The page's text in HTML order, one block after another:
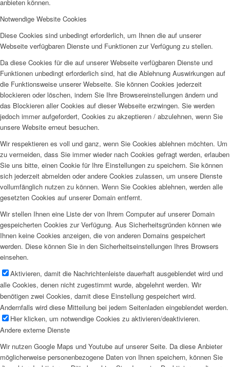
anbieten können.
Notwendige Website Cookies
Diese Cookies sind unbedingt erforderlich, um Ihnen die auf unserer
Webseite verfügbaren Dienste und Funktionen zur Verfügung zu stellen.
Da diese Cookies für die auf unserer Webseite verfügbaren Dienste und
Funktionen unbedingt erforderlich sind, hat die Ablehnung Auswirkungen auf
die Funktionsweise unserer Webseite. Sie können Cookies jederzeit
blockieren oder löschen, indem Sie Ihre Browsereinstellungen ändern und
das Blockieren aller Cookies auf dieser Webseite erzwingen. Sie werden
jedoch immer aufgefordert, Cookies zu akzeptieren / abzulehnen, wenn Sie
unsere Website erneut besuchen.
Wir respektieren es voll und ganz, wenn Sie Cookies ablehnen möchten. Um
zu vermeiden, dass Sie immer wieder nach Cookies gefragt werden, erlauben
Sie uns bitte, einen Cookie für Ihre Einstellungen zu speichern. Sie können
sich jederzeit abmelden oder andere Cookies zulassen, um unsere Dienste
vollumfänglich nutzen zu können. Wenn Sie Cookies ablehnen, werden alle
gesetzten Cookies auf unserer Domain entfernt.
Wir stellen Ihnen eine Liste der von Ihrem Computer auf unserer Domain
gespeicherten Cookies zur Verfügung. Aus Sicherheitsgründen können wie
Ihnen keine Cookies anzeigen, die von anderen Domains gespeichert
werden. Diese können Sie in den Sicherheitseinstellungen Ihres Browsers
einsehen.
Aktivieren, damit die Nachrichtenleiste dauerhaft ausgeblendet wird und
alle Cookies, denen nicht zugestimmt wurde, abgelehnt werden. Wir
benötigen zwei Cookies, damit diese Einstellung gespeichert wird.
Andernfalls wird diese Mitteilung bei jedem Seitenladen eingeblendet werden.
Hier klicken, um notwendige Cookies zu aktivieren/deaktivieren.
Andere externe Dienste
Wir nutzen Google Maps und Youtube auf unserer Seite. Da diese Anbieter
möglicherweise personenbezogene Daten von Ihnen speichern, können Sie